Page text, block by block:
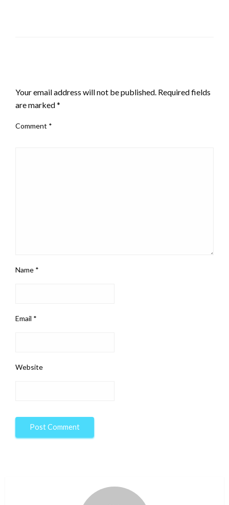
Your email address will not be published. Required fields
are marked*
Comment *
Name *
Email *
Website